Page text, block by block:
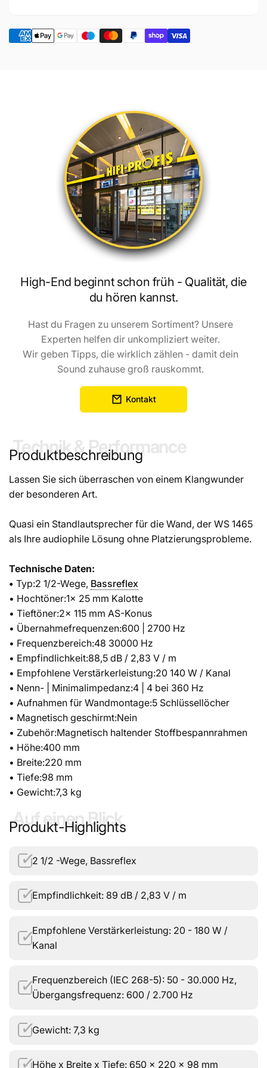
High-End beginnt schon früh - Qualität, die
du hören kannst.
Hast du Fragen zu unserem Sortiment? Unsere
Experten helfen dir unkompliziert weiter.
Wir geben Tipps, die wirklich zählen - damit dein
Sound zuhause groß rauskommt.
Kontakt
Technik & Performance
Produktbeschreibung
Lassen Sie sich überraschen von einem Klangwunder
der besonderen Art.
Quasi ein Standlautsprecher für die Wand, der WS 1465
als Ihre audiophile Lösung ohne Platzierungsprobleme.
Technische Daten:
• Typ:2 1/2-Wege, Bassreflex
• Hochtöner:1x 25 mm Kalotte
• Tieftöner:2x 115 mm AS-Konus
• Übernahmefrequenzen:600 | 2700 Hz
• Frequenzbereich:48 30000 Hz
• Empfindlichkeit:88,5 dB / 2,83 V / m
• Empfohlene Verstärkerleistung:20 140 W / Kanal
• Nenn- | Minimalimpedanz:4 | 4 bei 360 Hz
• Aufnahmen für Wandmontage:5 Schlüssellöcher
• Magnetisch geschirmt:Nein
• Zubehör:Magnetisch haltender Stoffbespannrahmen
• Höhe:400 mm
• Breite:220 mm
• Tiefe:98 mm
• Gewicht:7,3 kg
Auf einen Blick
Produkt-Highlights
✓2 1/2 -Wege, Bassreflex
✓Empfindlichkeit: 89 dB / 2,83 V / m
✓Empfohlene Verstärkerleistung: 20 - 180 W /
Kanal
✓Frequenzbereich (IEC 268-5): 50 - 30.000 Hz,
Übergangsfrequenz: 600 / 2.700 Hz
✓Gewicht: 7,3 kg
✓Höhe x Breite x Tiefe: 650 × 220 × 98 mm